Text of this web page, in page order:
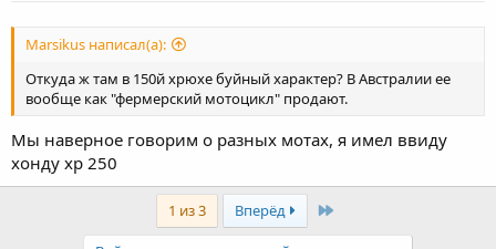
Marsikus написал(а):
Откуда ж там в 150й хрюхе буйный характер? В Австралии ее
вообще как "фермерский мотоцикл" продают.
Мы наверное говорим о разных мотах, я имел ввиду
хонду хр 250
1 из 3 Вперёд Last